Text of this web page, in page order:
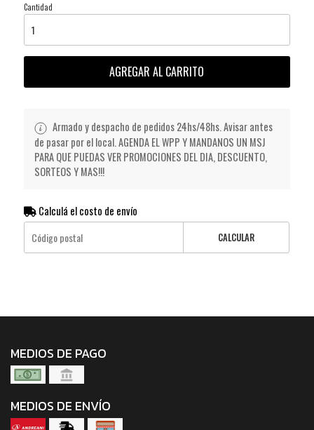
Cantidad
AGREGAR AL CARRITO
Armado y despacho de pedidos 24hs/48hs. Avisar antes
de pasar por el local. AGENDA EL WPP Y MANDANOS UN MSJ
PARA QUE PUEDAS VER PROMOCIONES DEL DIA, DESCUENTO,
SORTEOS Y MAS!!!
Calculá el costo de envío
CALCULAR
MEDIOS DE PAGO
MEDIOS DE ENVÍO